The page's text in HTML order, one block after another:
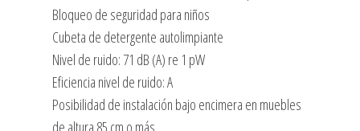
Bloqueo de seguridad para niños
Cubeta de detergente autolimpiante
Nivel de ruido: 71 dB (A) re 1 pW
Eficiencia nivel de ruido: A
Posibilidad de instalación bajo encimera en muebles
de altura 85 cm o más